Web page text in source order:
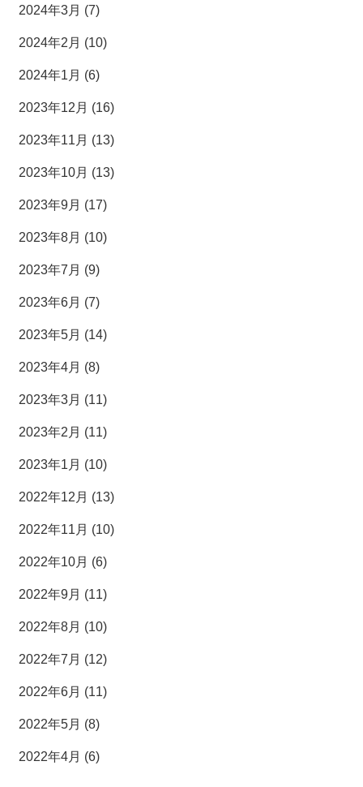
2024年3月 (7)
2024年2月 (10)
2024年1月 (6)
2023年12月 (16)
2023年11月 (13)
2023年10月 (13)
2023年9月 (17)
2023年8月 (10)
2023年7月 (9)
2023年6月 (7)
2023年5月 (14)
2023年4月 (8)
2023年3月 (11)
2023年2月 (11)
2023年1月 (10)
2022年12月 (13)
2022年11月 (10)
2022年10月 (6)
2022年9月 (11)
2022年8月 (10)
2022年7月 (12)
2022年6月 (11)
2022年5月 (8)
2022年4月 (6)